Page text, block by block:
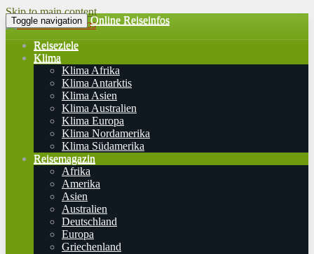
Skip to main content
Toggle navigation Online Reiseinfos
Reiseziele
Klima
Klima Afrika
Klima Antarktis
Klima Asien
Klima Australien
Klima Europa
Klima Nordamerika
Klima Südamerika
Reisemagazin
Afrika
Amerika
Asien
Australien
Deutschland
Europa
Griechenland